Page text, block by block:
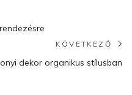
KÖVETKEZŐ
dekor organikus stílusban